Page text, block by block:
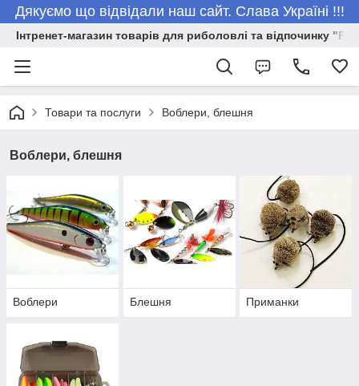
Дякуємо що відвідали наш сайт. Слава Україні !!!
Інтренет-магазин товарів для риболовлі та відпочинку
Товари та послуги Воблери, блешня
Воблери, блешня
Воблери Блешня Приманки